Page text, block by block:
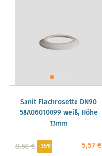
Sanit Flachrosette DN90
58A06010099 weiß, Höhe
13mm
5,57 €
8,60 € -35%